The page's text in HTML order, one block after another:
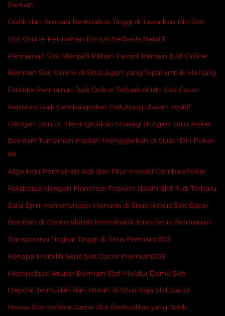
Pemain
Grafik dan Animasi Berkualitas Tinggi di Tawarkan Idn Slot
Slot Online Permainan Bonus Berbasis Naratif
Permainan Slot Menjadi Pilihan Favorit Pemain Judi Online
Bermain Slot Online di Situs Agen yang Tepat untuk Menang
Estetika Permainan Judi Online Terbaik di Idn Slot Gacor
Reputasi Baik Gembalapoker Didukung Ulasan Positif
Dengan Bonus, Meningkatkan Strategi di Agen Situs Poker
Bermain Turnamen Hadiah Menggiurkan di Situs IDN Poker
88
Algoritma Permainan Adil dan Fitur Inovatif GembalaPoker
Kolaborasi dengan Franchise Populer dalam Slot Judi Terbaru
Satu Spin, Kemenangan Menanti di Situs Nexus Slot Gacor
Bermain di Demo Slot88 Memahami Jenis-Jenis Permainan
Transparansi Tingkat Tinggi di Situs Premium303
Kenapa Memilih Situs Slot Gacor Premium303
Mempelajari Aturan Bermain Slot Melalui Demo Slot
Deposit Termudah dan Murah di Situs Raja Slot Gacor
Nexus Slot Koleksi Game Slot Berkualitas yang Tidak